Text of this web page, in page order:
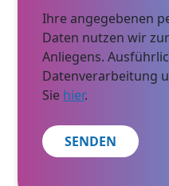
Ihre angegebenen
Daten nutzen wir
Anliegens.
Datenverarbeitung
Sie hier.